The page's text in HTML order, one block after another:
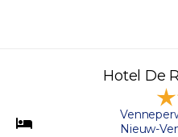
Hotel De
Nieuw-